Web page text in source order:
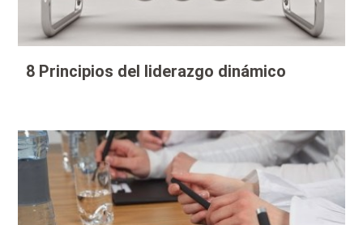
8 Principios del liderazgo dinámico